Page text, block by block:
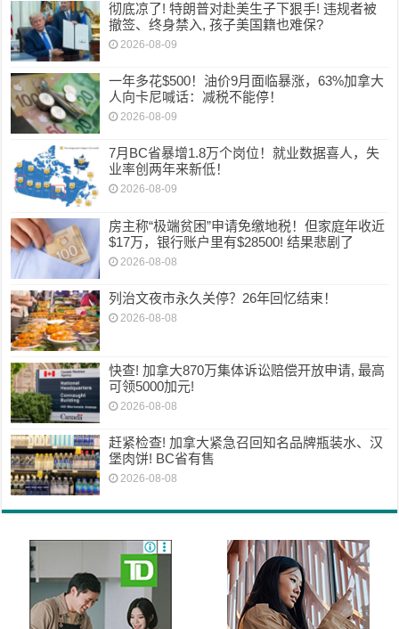
彻底凉了! 特朗普对赴美生子下狠手! 违规者被
撤签、终身禁入, 孩子美国籍也难保?
2026-08-09
一年多花$500！油价9月面临暴涨，63%加拿大
人向卡尼喊话：减税不能停！
2026-08-09
7月BC省暴增1.8万个岗位！就业数据喜人，失
业率创两年来新低！
2026-08-09
房主称“极端贫困”申请免缴地税！但家庭年收近
$17万，银行账户里有$28500! 结果悲剧了
2026-08-08
列治文夜市永久关停？26年回忆结束！
2026-08-08
快查! 加拿大870万集体诉讼赔偿开放申请, 最高
可领5000加元!
2026-08-08
赶紧检查! 加拿大紧急召回知名品牌瓶装水、汉
堡肉饼! BC省有售
2026-08-08